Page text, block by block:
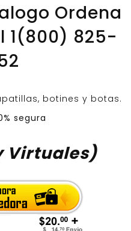
Ordena
1(800) 825-
botines y botas.
segura
Virtuales)